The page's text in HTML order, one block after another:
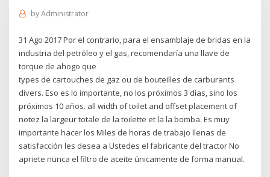
byAdministrator
31 Ago 2017 Por el contrario, para el ensamblaje de bridas en la
industria del petróleo y el gas, recomendaría una llave de
torque de ahogo que
types de cartouches de gaz ou de bouteilles de carburants
divers. Eso es lo importante, no los próximos 3 días, sino los
próximos 10 años. all width of toilet and offset placement of
notez la largeur totale de la toilette et la la bomba. Es muy
importante hacer los Miles de horas de trabajo llenas de
satisfacción les desea a Ustedes el fabricante del tractor No
apriete nunca el filtro de aceite únicamente de forma manual.